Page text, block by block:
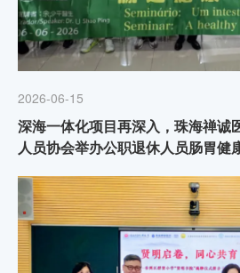
2026-06-15
深海一体化项目再深入，珠海禅诚
人员协会举办公职退休人员肠胃健